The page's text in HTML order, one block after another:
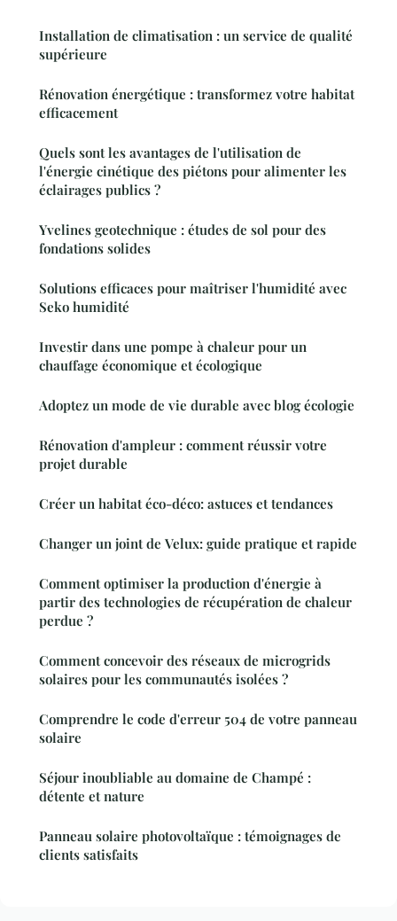
Installation de climatisation : un service de qualité
supérieure
Rénovation énergétique : transformez votre habitat
efficacement
Quels sont les avantages de l'utilisation de
l'énergie cinétique des piétons pour alimenter les
éclairages publics ?
Yvelines geotechnique : études de sol pour des
fondations solides
Solutions efficaces pour maîtriser l'humidité avec
Seko humidité
Investir dans une pompe à chaleur pour un
chauffage économique et écologique
Adoptez un mode de vie durable avec blog écologie
Rénovation d'ampleur : comment réussir votre
projet durable
Créer un habitat éco-déco: astuces et tendances
Changer un joint de Velux: guide pratique et rapide
Comment optimiser la production d'énergie à
partir des technologies de récupération de chaleur
perdue ?
Comment concevoir des réseaux de microgrids
solaires pour les communautés isolées ?
Comprendre le code d'erreur 504 de votre panneau
solaire
Séjour inoubliable au domaine de Champé :
détente et nature
Panneau solaire photovoltaïque : témoignages de
clients satisfaits